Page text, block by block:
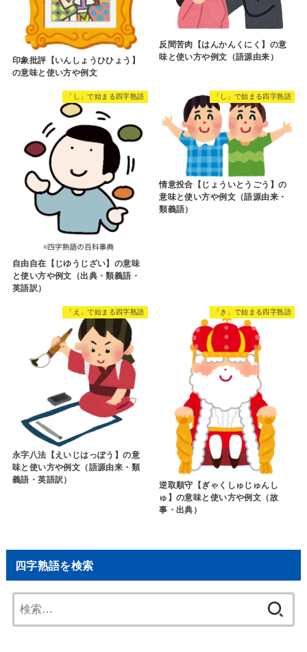
印象批評【いんしょうひひょう】
の意味と使い方や例文
反間苦肉【はんかんくにく】の意
味と使い方や例文（語源由来）
「し」で始まる四字熟語
自由自在【じゆうじざい】の意味
と使い方や例文（出典・類義語・
英語訳）
「し」で始まる四字熟語
情意投合【じょういとうごう】の
意味と使い方や例文（語源由来・
類義語）
「え」で始まる四字熟語
永字八法【えいじはっぽう】の意
味と使い方や例文（語源由来・類
義語・英語訳）
「き」で始まる四字熟語
逆取順守【ぎゃくしゅじゅんし
ゅ】の意味と使い方や例文（故
事・出典）
四字熟語を検索
索: